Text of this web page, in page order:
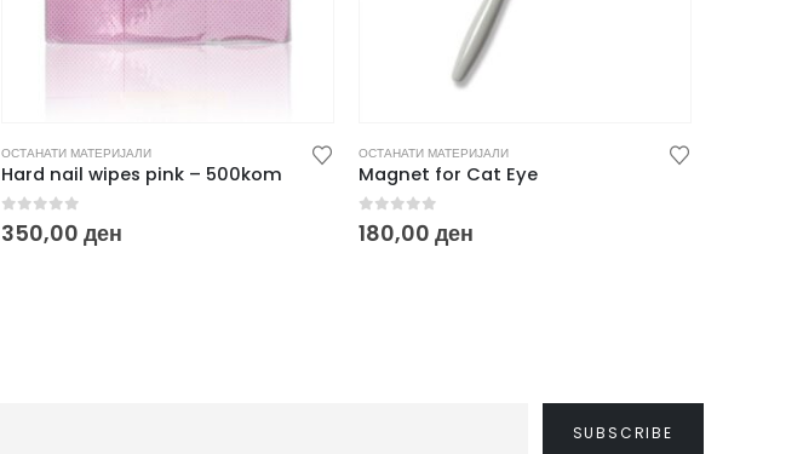
ОСТАНАТИ МАТЕРИЈАЛИ
Hard nail wipes pink – 500kom
0 out of 5
350,00 ден
ОСТАНАТИ МАТЕРИЈАЛИ
Magnet for Cat Eye
0out of 5
180,00 ден